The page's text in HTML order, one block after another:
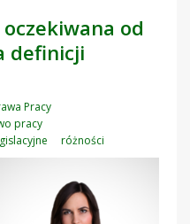
od
definicji
Pracy
pracy
różności